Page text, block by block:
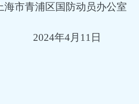
海市青浦区国防动员办公室
2024年4月 11 日